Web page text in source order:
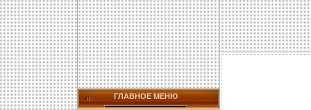
ГЛАВНОЕ МЕНЮ